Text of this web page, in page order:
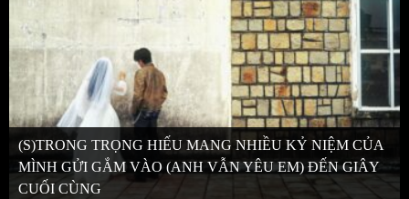
(S)TRONG TRỌNG HIẾU MANG NHIỀU KỶ NIỆM CỦA
MÌNH GỬI GẮM VÀO (ANH VẪN YÊU EM) ĐẾN GIÂY
CUỐI CÙNG